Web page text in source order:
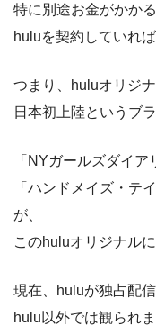
特に別途お金がかかる
huluを契約していれ
つまり、huluオリジ
日本初上陸というブ
「NYガールズダイア
「ハンドメイズ・テ
が、
このhuluオリジナル
現在、huluが独占配
hulu以外では観られま